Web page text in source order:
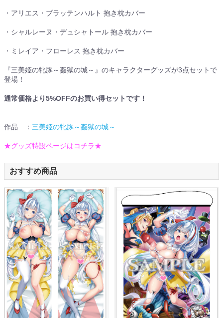
・アリエス・ブラッテンハルト 抱き枕カバー
・シャルレーヌ・デュシャトール 抱き枕カバー
・ミレイア・フローレス 抱き枕カバー
『三美姫の牝豚～姦獄の城～』のキャラクターグッズが3点セットで
登場！
通常価格より5%OFFのお買い得セットです！
作品 ： 三美姫の牝豚～姦獄の城～
★グッズ特設ページはコチラ★
おすすめ商品